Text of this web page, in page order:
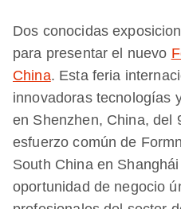
Dos conocidas
para presentar el nuevo
China. Esta feria
innovadoras tecnologías
en Shenzhen, China, del
esfuerzo común de
South China en
oportunidad de negocio